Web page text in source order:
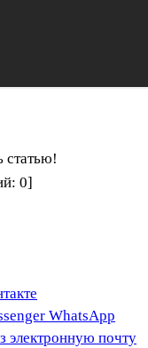
статью!
0]
WhatsApp
электронную почту